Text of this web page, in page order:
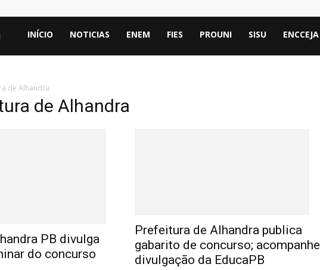
Portal
INÍCIO NOTICIAS ENEM FIES PROUNI SISU ENCCEJA
de Alhandra
de Alhandra
PB divulga
do concurso
Prefeitura de Alhandra publica
gabarito de concurso; acompanhe
divulgação da EducaPB